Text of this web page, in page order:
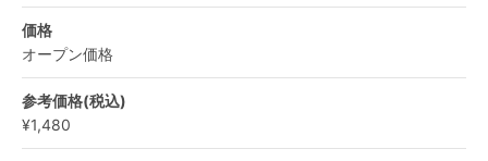
価格
オープン価格
参考価格(税込)
¥1,480